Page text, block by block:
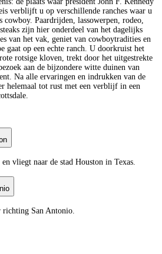
verblijft u op verschillende ranches waar u
cowboy. Paardrijden, lassowerpen, rodeo,
zijn hier onderdeel van het dagelijks
van het vak, geniet van cowboytradities en
gaat op een echte ranch. U doorkruist het
rotsige kloven, trekt door het uitgestrekte
aan de bijzondere witte duinen van
Na alle ervaringen en indrukken van de
helemaal tot rust met een verblijf in een
vliegt naar de stad Houston in Texas.
San Antonio.